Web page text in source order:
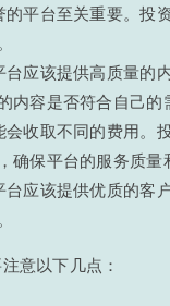
平台至关重要。投
应该提供高质量的
容是否符合自己的
收取不同的费用。
保平台的服务质量
应该提供优质的客
意以下几点：